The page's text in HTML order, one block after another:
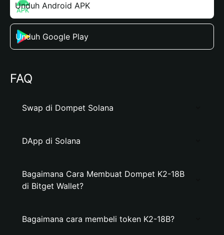
Unduh Android APK
Unduh Google Play
FAQ
Swap di Dompet Solana
DApp di Solana
Bagaimana Cara Membuat Dompet K2-18B
di Bitget Wallet?
Bagaimana cara membeli token K2-18B?